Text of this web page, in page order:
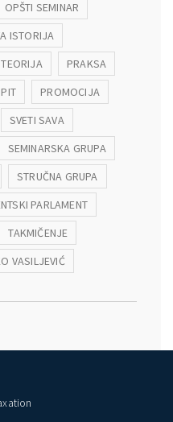
OPŠTI SEMINAR
ISTORIJA
PRAKSA
PROMOCIJA
SVETI SAVA
SEMINARSKA GRUPA
STRUČNA GRUPA
PARLAMENT
TAKMIČENJE
VASILJEVIĆ